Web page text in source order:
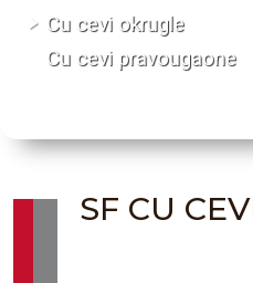
Cu cevi okrugle
Cu cevi pravougaone
SF CU